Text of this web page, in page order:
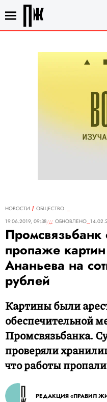
НОВОСТИ
ОБЩЕСТВО
19.06.2019, 09:38
ОБНОВЛЕНО
пропаже
Ананьева на
рублей
Картины были
обеспечительной
Промсвязьбанка.
проверяли
что работы
РЕДАКЦИЯ «ПРАВИЛ